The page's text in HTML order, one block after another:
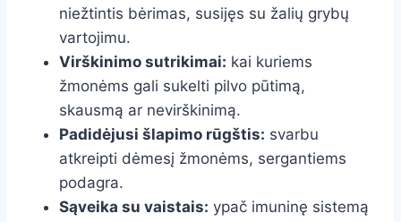
niežtintis bėrimas, susijęs su žalių grybų
vartojimu.
Virškinimo sutrikimai: kai kuriems
žmonėms gali sukelti pilvo pūtimą,
skausmą ar nevirškinimą.
Padidėjusi šlapimo rūgštis: svarbu
atkreipti dėmesį žmonėms, sergantiems
podagra.
Sąveika su vaistais: ypač imuninę sistemą